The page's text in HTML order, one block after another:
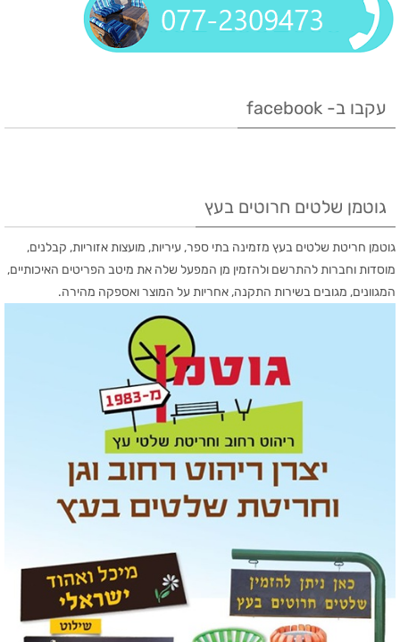
עקבו ב- facebook
גוטמן שלטים חרוטים בעץ
גוטמן חריטת שלטים בעץ מזמינה בתי ספר, עיריות, מועצות אזוריות, קבלנים,
מוסדות וחברות להתרשם ולהזמין מן המפעל שלה את מיטב הפריטים האיכותיים,
המגוונים, מגובים בשירות התקנה, אחריות על המוצר ואספקה מהירה.